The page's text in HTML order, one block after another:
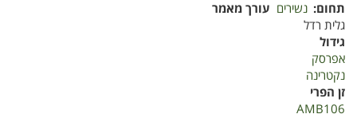
תחום נשירים עורך מאמר
גלית רדל
גידול
אפרסק
נקטרינה
זן הפרי
AMB106